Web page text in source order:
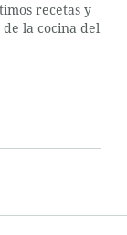
recetas y
la cocina del